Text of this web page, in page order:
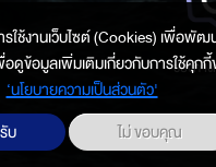
ช่องทา
รใช้งานเว็บไซต์ (Cookies) เพื่อพั
ดูข้อมูลเพิ่มเติมเกี่ยวกับการใช้คุกกี้
‘นโยบายความเป็นส่วนตัว'
บ
ไม่ ขอบคุณ